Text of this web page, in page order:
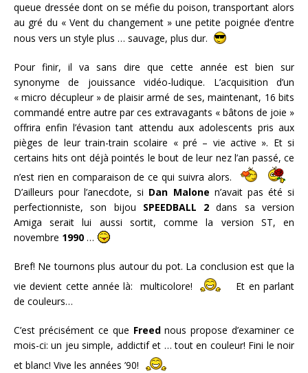
queue dressée dont on se méfie du poison, transportant alors
au gré du « Vent du changement » une petite poignée d’entre
nous vers un style plus … sauvage, plus dur.
Pour finir, il va sans dire que cette année est bien sur
synonyme de jouissance vidéo-ludique. L’acquisition d’un
« micro décupleur » de plaisir armé de ses, maintenant, 16 bits
commandé entre autre par ces extravagants « bâtons de joie »
offrira enfin l’évasion tant attendu aux adolescents pris aux
pièges de leur train-train scolaire « pré – vie active ». Et si
certains hits ont déjà pointés le bout de leur nez l’an passé, ce
n’est rien en comparaison de ce qui suivra alors.
D’ailleurs pour l’anecdote, si Dan Malone n’avait pas été si
perfectionniste, son bijou SPEEDBALL 2 dans sa version
Amiga serait lui aussi sortit, comme la version ST, en
novembre 1990 …
Bref! Ne tournons plus autour du pot. La conclusion est que la
vie devient cette année là: multicolore!
Et en parlant
de couleurs…
C’est précisément ce que Freednous propose d’examiner ce
mois-ci: un jeu simple, addictif et … tout en couleur! Fini le noir
et blanc! Vive les années ’90!